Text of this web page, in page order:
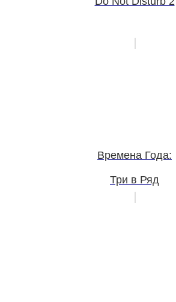
Времена Года:
Три в Ряд